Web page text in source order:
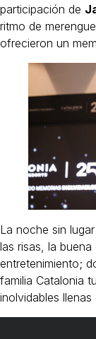
participación de
ritmo de
ofrecieron un
La noche sin
las risas, la
entretenimiento;
familia Catalonia
inolvidables